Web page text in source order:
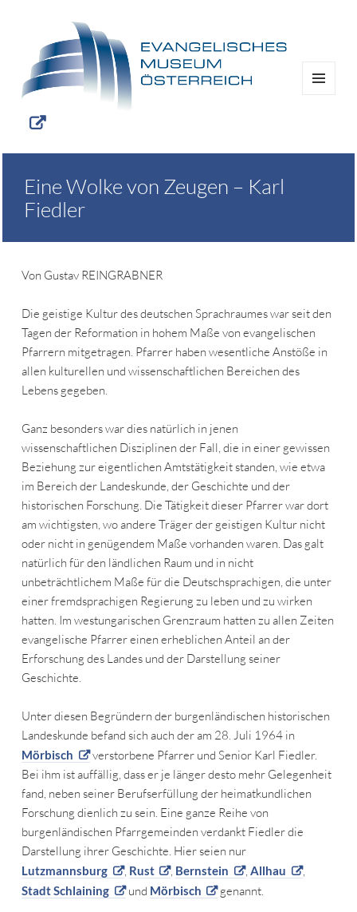
Eine Wolke von Zeugen – Karl
Fiedler
Von Gustav REINGRABNER
Die geistige Kultur des deutschen Sprachraumes war seit den
Tagen der Reformation in hohem Maße von evangelischen
Pfarrern mitgetragen. Pfarrer haben wesentliche Anstöße in
allen kulturellen und wissenschaftlichen Bereichen des
Lebens gegeben.
Ganz besonders war dies natürlich in jenen
wissenschaftlichen Disziplinen der Fall, die in einer gewissen
Beziehung zur eigentlichen Amtstätigkeit standen, wie etwa
im Bereich der Landeskunde, der Geschichte und der
historischen Forschung. Die Tätigkeit dieser Pfarrer war dort
am wichtigsten, wo andere Träger der geistigen Kultur nicht
oder nicht in genügendem Maße vorhanden waren. Das galt
natürlich für den ländlichen Raum und in nicht
unbeträchtlichem Maße für die Deutschsprachigen, die unter
einer fremdsprachigen Regierung zu leben und zu wirken
hatten. Im westungarischen Grenzraum hatten zu allen Zeiten
evangelische Pfarrer einen erheblichen Anteil an der
Erforschung des Landes und der Darstellung seiner
Geschichte.
Unter diesen Begründern der burgenländischen historischen
Landeskunde befand sich auch der am 28. Juli 1964 in
Mörbisch
verstorbene Pfarrer und Senior Karl Fiedler.
Bei ihm ist auffällig, dass er je länger desto mehr Gelegenheit
fand, neben seiner Berufserfüllung der heimatkundlichen
Forschung dienlich zu sein. Eine ganze Reihe von
burgenländischen Pfarrgemeinden verdankt Fiedler die
Darstellung ihrer Geschichte. Hier seien nur
Lutzmannsburg , Rust , Bernstein ,Allhau ,
Stadt Schlaining und Mörbisch genannt.